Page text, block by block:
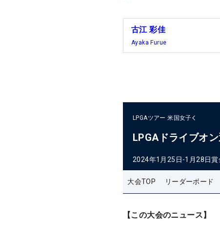
古江 彩佳
Ayaka Furue
LPGAツアー 米国女子
LPGAドライブオ
2024年1月25日-1月28日賞
大会TOP リーダーボード
【この大会のニュース】